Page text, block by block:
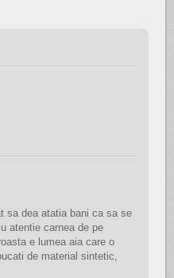
sa dea atatia bani ca sa se
atentie carnea de pe
e lumea aia care o
de material sintetic,